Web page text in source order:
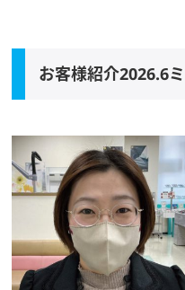
メガネドラッグについて
メディア協力
スタッフブログ
お客様紹介2026.6